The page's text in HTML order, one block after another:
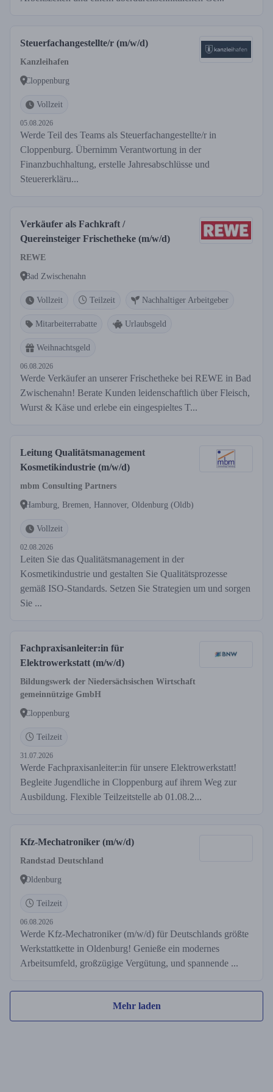
Steuerfachangestellte/r (m/w/d)
Kanzleihafen
Cloppenburg
Vollzeit
05.08.2026
Werde Teil des Teams als Steuerfachangestellte/r in
Cloppenburg. Übernimm Verantwortung in der
Finanzbuchhaltung, erstelle Jahresabschlüsse und
Steuererkläru...
Verkäufer als Fachkraft /
Quereinsteiger Frischetheke (m/w/d)
REWE
Bad Zwischenahn
Vollzeit Teilzeit Nachhaltiger Arbeitgeber
Mitarbeiterrabatte Urlaubsgeld
Weihnachtsgeld
06.08.2026
Werde Verkäufer an unserer Frischetheke bei REWE in Bad
Zwischenahn! Berate Kunden leidenschaftlich über Fleisch,
Wurst & Käse und erlebe ein eingespieltes T...
Leitung Qualitätsmanagement
Kosmetikindustrie (m/w/d)
mbm Consulting Partners
Hamburg, Bremen, Hannover, Oldenburg (Oldb)
Vollzeit
02.08.2026
Leiten Sie das Qualitätsmanagement in der
Kosmetikindustrie und gestalten Sie Qualitätsprozesse
gemäß ISO-Standards. Setzen Sie Strategien um und sorgen
Sie ...
Fachpraxisanleiter:in für
Elektrowerkstatt (m/w/d)
Bildungswerk der Niedersächsischen Wirtschaft
gemeinnützige GmbH
Cloppenburg
Teilzeit
31.07.2026
Werde Fachpraxisanleiter:in für unsere Elektrowerkstatt!
Begleite Jugendliche in Cloppenburg auf ihrem Weg zur
Ausbildung. Flexible Teilzeitstelle ab 01.08.2...
Kfz-Mechatroniker (m/w/d)
Randstad Deutschland
Oldenburg
Teilzeit
06.08.2026
Werde Kfz-Mechatroniker (m/w/d) für Deutschlands größte
Werkstattkette in Oldenburg! Genieße ein modernes
Arbeitsumfeld, großzügige Vergütung, und spannende ...
Mehr laden